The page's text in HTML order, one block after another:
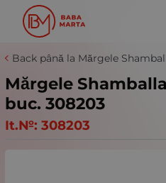
Back până la Mărgele
Mărgele
buc. 308203
It.№: 308203